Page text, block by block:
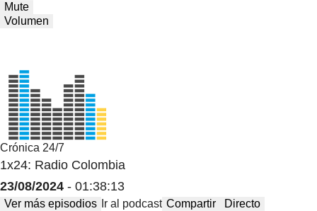
Mute
Volumen
Crónica 24/7
1x24: Radio Colombia
23/08/2024 - 01:38:13
Ver más episodios Ir al podcast Compartir Directo